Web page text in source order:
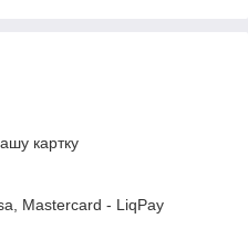
картку
Mastercard - LiqPay